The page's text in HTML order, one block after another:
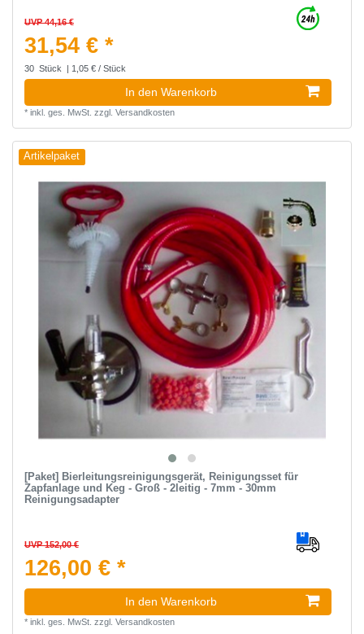
UVP 44,16 €
31,54 € *
30 Stück | 1,05 € / Stück
In den Warenkorb
* inkl. ges. MwSt. zzgl. Versandkosten
Artikelpaket
[Paket] Bierleitungsreinigungsgerät, Reinigungsset für
Zapfanlage und Keg - Groß - 2leitig - 7mm - 30mm
Reinigungsadapter
UVP 152,00 €
126,00 € *
In den Warenkorb
* inkl. ges. MwSt. zzgl. Versandkosten